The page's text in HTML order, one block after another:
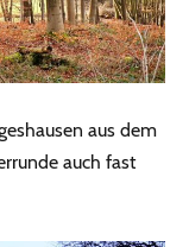
aus dem
auch fast